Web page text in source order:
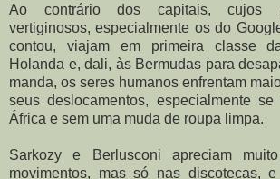
Ao contrário dos capitais, cujos
vertiginosos, especialmente os do
contou, viajam em primeira classe
Holanda e, dali, às Bermudas para
manda, os seres humanos enfrentam
seus deslocamentos, especialmente
África e sem uma muda de roupa limpa.
Sarkozy e Berlusconi apreciam
movimentos, mas só nas discotecas,